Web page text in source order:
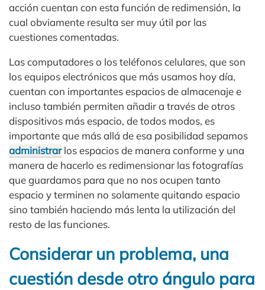
acción cuentan con esta función de redimensión, la
cual obviamente resulta ser muy útil por las
cuestiones comentadas.
Las computadores o los teléfonos celulares, que son
los equipos electrónicos que más usamos hoy día,
cuentan con importantes espacios de almacenaje e
incluso también permiten añadir a través de otros
dispositivos más espacio, de todos modos, es
importante que más allá de esa posibilidad sepamos
administrarlos espacios de manera conforme y una
manera de hacerlo es redimensionar las fotografías
que guardamos para que no nos ocupen tanto
espacio y terminen no solamente quitando espacio
sino también haciendo más lenta la utilización del
resto de las funciones.
Considerar un problema, una
cuestión desde otro ángulo para